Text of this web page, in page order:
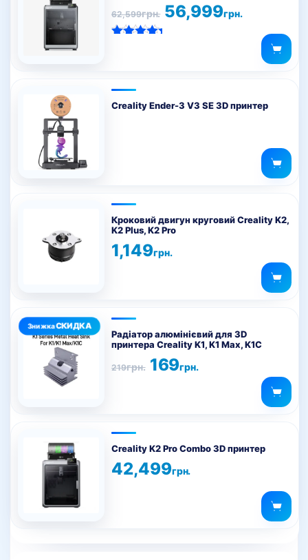
62,599грн.
Оригінальна
ціна:
62,599грн..
56,999грн.
Поточна
ціна:
56,999грн..
Creality Ender-3 V3 SE 3D принтер
Кроковий двигун круговий Creality K2,
K2 Plus, K2 Pro
1,149грн.
Радіатор алюмінієвий для 3D
принтера Creality K1, K1 Max, K1C
219грн.
Оригінальна
ціна:
169грн.
Поточна
ціна:
Creality K2 Pro Combo 3D принтер
42,499грн.